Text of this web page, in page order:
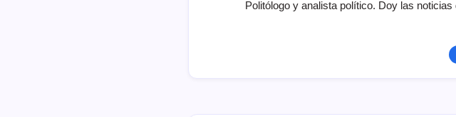
Politólogo y analista político. Doy las